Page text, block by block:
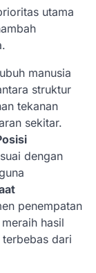
utama
manusia
struktur
tekanan
sekitar.
dengan
penempatan
hasil
dari